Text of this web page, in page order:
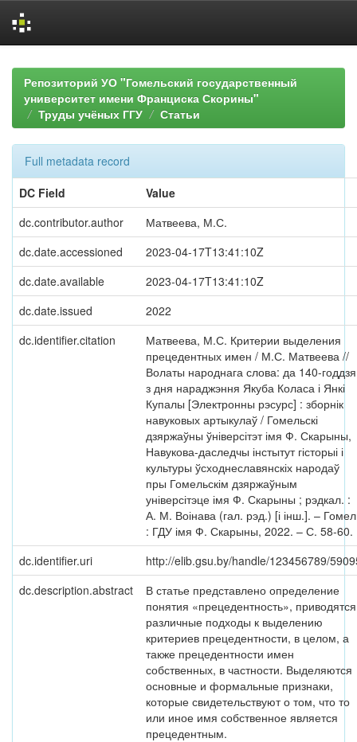
navigationРепозиторий УО "Гомельский государственный
университет имени Франциска Скорины"
Труды учёных ГГУ
Статьи
Full metadata record
DC Field
Value
dc.contributor.author
Матвеева, М.С.
dc.date.accessioned
2023-04-17T13:41:10Z
dc.date.available
2023-04-17T13:41:10Z
dc.date.issued
2022
dc.identifier.citation
Матвеева, М.С. Критерии выделения
прецедентных имен / М.С. Матвеева //
Волаты народнага слова: да 140-годдзя
з дня нараджэння Якуба Коласа і Янкі
Купалы [Электронны рэсурс] : зборнік
навуковых артыкулаў / Гомельскі
дзяржаўны ўніверсітэт імя Ф. Скарыны,
Навукова-даследчы інстытут гісторыі і
культуры ўсходнеславянскіх народаў
пры Гомельскім дзяржаўным
універсітэце імя Ф. Скарыны ; рэдкал. :
А. М. Воінава (гал. рэд.) [і інш.]. –
: ГДУ імя Ф. Скарыны, 2022. – С. 58-60.
dc.identifier.uri
http://elib.gsu.by/handle/123456789/
dc.description.abstract
В статье представлено определение
понятия «прецедентность», приводятся
различные подходы к выделению
критериев прецедентности, в целом, а
также прецедентности имен
собственных, в частности. Выделяются
основные и формальные признаки,
которые свидетельствуют о том, что то
или иное имя собственное является
прецедентным.